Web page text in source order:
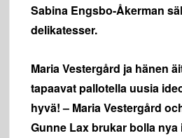
Sabina Engsbo-Åkerman
delikatesser.
Maria Vestergård ja hänen
tapaavat pallotella uusia
hyvä! – Maria Vestergård
Gunne Lax brukar bolla